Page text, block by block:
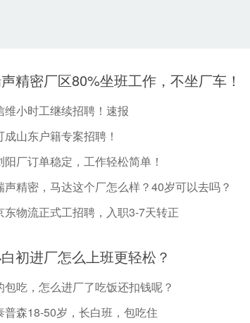
精密厂区80%坐班工作，不坐厂车！
维小时工继续招聘！速报
成山东户籍专案招聘！
阳厂订单稳定，工作轻松简单！
声精密，马达这个厂怎么样？40岁可以去吗？
东物流正式工招聘，入职3-7天转正
初进厂怎么上班更轻松？
包吃，怎么进厂了吃饭还扣钱呢？
普森18-50岁，长白班，包吃住